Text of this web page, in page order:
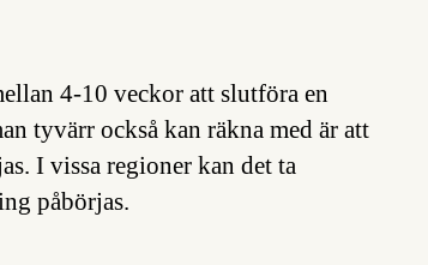
4-10 veckor att slutföra en
tyvärr också kan räkna med är att
I vissa regioner kan det ta
påbörjas.